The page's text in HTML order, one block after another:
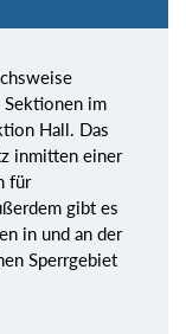
im
Hall. Das
inmitten einer
für
gibt es
in und an der
Sperrgebiet